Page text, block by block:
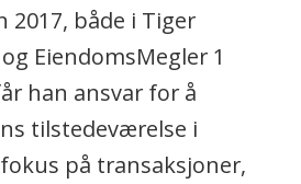
2017, både i Tiger
EiendomsMegler 1
han ansvar for å
tilstedeværelse i
på transaksjoner,